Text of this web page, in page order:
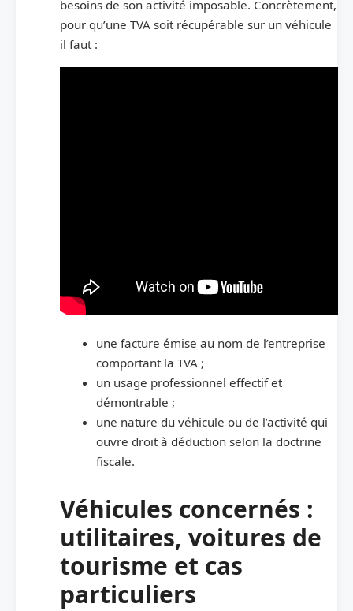
besoins de son activité imposable. Concrètement,
pour qu’une TVA soit récupérable sur un véhicule
il faut :
une facture émise au nom de l’entreprise
comportant la TVA ;
un usage professionnel effectif et
démontrable ;
une nature du véhicule ou de l’activité qui
ouvre droit à déduction selon la doctrine
fiscale.
Véhicules concernés :
utilitaires, voitures de
tourisme et cas
particuliers